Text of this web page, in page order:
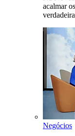
acalmar
Negócios